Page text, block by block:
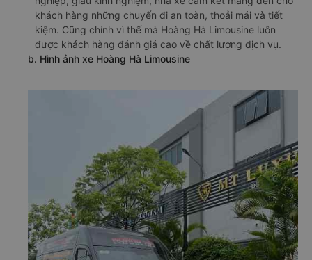
khách hàng những chuyến đi an toàn, thoải mái và tiết
kiệm. Cũng chính vì thế mà Hoàng Hà Limousine luôn
được khách hàng đánh giá cao về chất lượng dịch vụ.
b. Hình ảnh xe Hoàng Hà Limousine